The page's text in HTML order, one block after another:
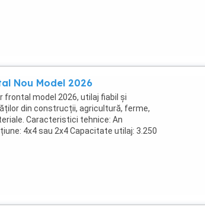
Nou Model 2026
model 2026, utilaj fiabil și
din construcții, agricultură, ferme,
Caracteristici tehnice: An
4x4 sau 2x4 Capacitate utilaj: 3.250